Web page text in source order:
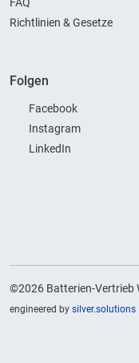
Richtlinien & Gesetze
Folgen
Facebook
Instagram
LinkedIn
©2026 Batterien-Vertrieb
engineered by silver.solutions